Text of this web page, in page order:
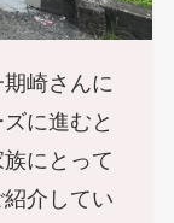
崎さんに
に進むと
にとって
介してい